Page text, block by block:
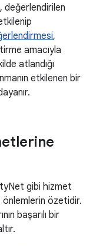
değerlendirilen
,
amacıyla
atlandığı
etkilenen bir
gibi hizmet
önlemlerin özetidir.
başarılı bir